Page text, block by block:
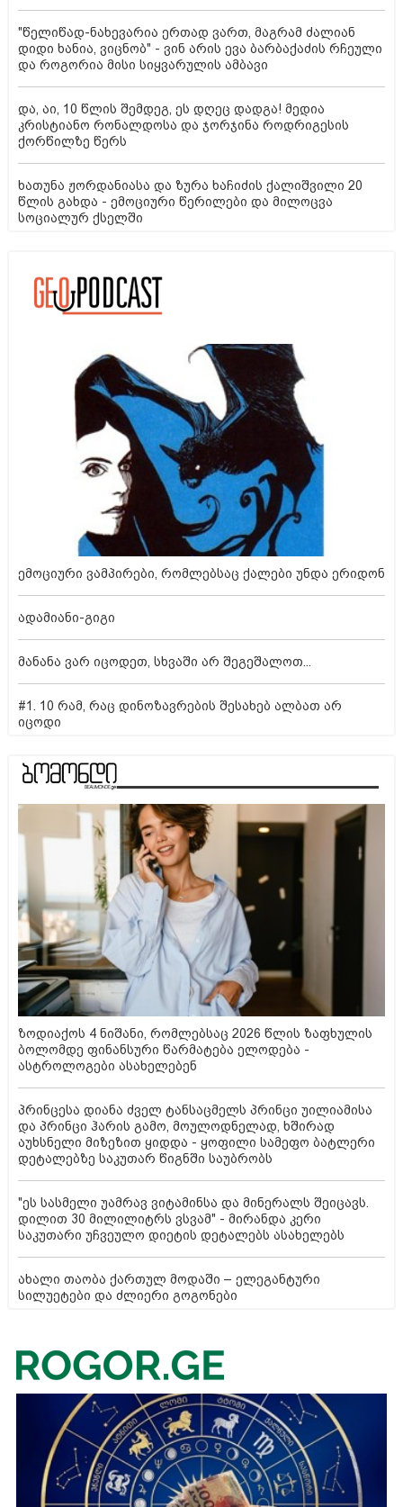
"წელიწად-ნახევარია ერთად ვართ, მაგრამ ძალიან
დიდი ხანია, ვიცნობ" - ვინ არის ევა ბარბაქაძის რჩეული
და როგორია მისი სიყვარულის ამბავი
და, აი, 10 წლის შემდეგ, ეს დღეც დადგა! მედია
კრისტიანო რონალდოსა და ჯორჯინა როდრიგესის
ქორწილზე წერს
ხათუნა ჟორდანიასა და ზურა ხაჩიძის ქალიშვილი 20
წლის გახდა - ემოციური წერილები და მილოცვა
სოციალურ ქსელში
ემოციური ვამპირები, რომლებსაც ქალები უნდა ერიდონ
ადამიანი-გიგი
მანანა ვარ იცოდეთ, სხვაში არ შეგეშალოთ...
#1. 10 რამ, რაც დინოზავრების შესახებ ალბათ არ
იცოდი
ზოდიაქოს 4 ნიშანი, რომლებსაც 2026 წლის ზაფხულის
ბოლომდე ფინანსური წარმატება ელოდება -
ასტროლოგები ასახელებენ
პრინცესა დიანა ძველ ტანსაცმელს პრინცი უილიამისა
და პრინცი ჰარის გამო, მოულოდნელად, ხშირად
აუხსნელი მიზეზით ყიდდა - ყოფილი სამეფო ბატლერი
დეტალებზე საკუთარ წიგნში საუბრობს
"ეს სასმელი უამრავ ვიტამინსა და მინერალს შეიცავს.
დილით 30 მილილიტრს ვსვამ" - მირანდა კერი
საკუთარი უჩვეულო დიეტის დეტალებს ასახელებს
ახალი თაობა ქართულ მოდაში – ელეგანტური
სილუეტები და ძლიერი გოგონები